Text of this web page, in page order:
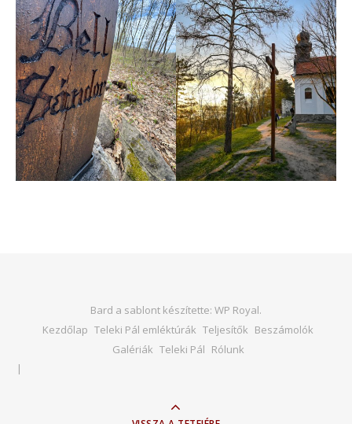
Bard a sablont készítette: WP Royal.
Kezdőlap Teleki Pál emléktúrák Teljesítők Beszámolók
Galériák Teleki Pál Rólunk